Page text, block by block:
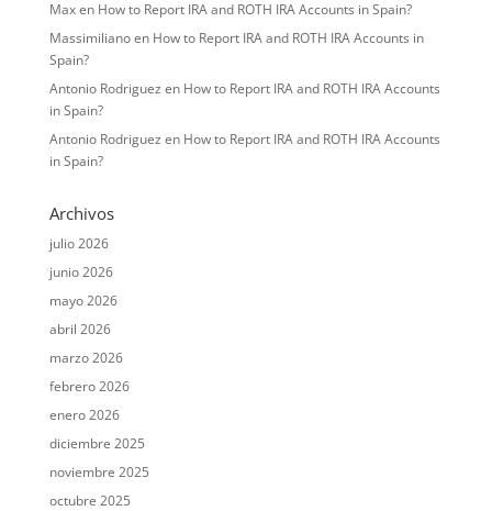
Maxen How to Report IRA and ROTH IRA Accounts in Spain?
Massimilianoen How to Report IRA and ROTH IRA Accounts in
Spain?
Antonio Rodriguez en How to Report IRA and ROTH IRA Accounts
in Spain?
Antonio Rodriguez en How to Report IRA and ROTH IRA Accounts
in Spain?
Archivos
julio 2026
junio 2026
mayo 2026
abril 2026
marzo 2026
febrero 2026
enero 2026
diciembre 2025
noviembre 2025
octubre 2025